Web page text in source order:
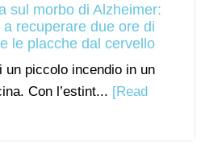
sul morbo di Alzheimer:
recuperare due ore di
le placche dal cervello
un piccolo incendio in un
Con l’estint... [Read